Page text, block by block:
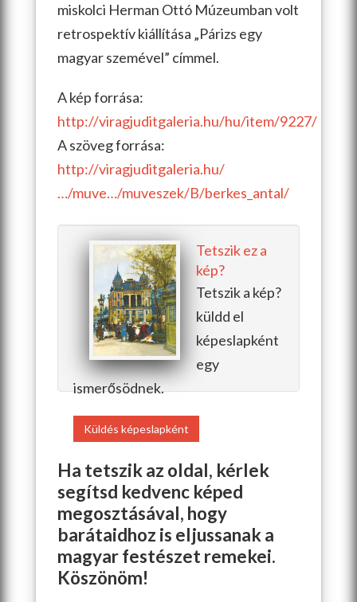
miskolci Herman Ottó Múzeumban volt
retrospektív kiállítása „Párizs egy
magyar szemével” címmel.
A kép forrása:
http://viragjuditgaleria.hu/hu/item/9227/
A szöveg forrása:
http://viragjuditgaleria.hu/
…/muve…/muveszek/B/berkes_antal/
Tetszik ez a
kép?
Tetszik a kép?
küldd el
képeslapként
egy
ismerősödnek.
Küldés képeslapként
Ha tetszik az oldal, kérlek
segítsd kedvenc képed
megosztásával, hogy
barátaidhoz is eljussanak a
magyar festészet remekei.
Köszönöm!